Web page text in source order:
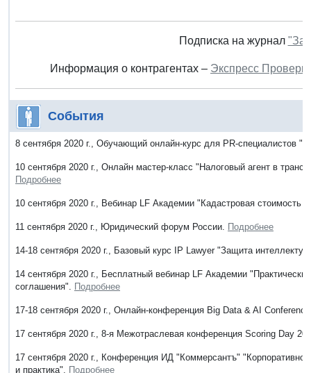
Подписка на журнал
Информация о контрагентах – Экспресс
События
8 сентября 2020 г., Обучающий онлайн-курс для PR-специалистов
10 сентября 2020 г., Онлайн мастер-класс "Налоговый агент в
Подробнее
10 сентября 2020 г., Вебинар LF Академии "Кадастровая
11 сентября 2020 г., Юридический форум России. Подробнее
14-18 сентября 2020 г., Базовый курс IP Lawyer "Защита
14 сентября 2020 г., Бесплатный вебинар LF Академии
соглашения". Подробнее
17-18 сентября 2020 г., Онлайн-конференция Big Data & AI
17 сентября 2020 г., 8-я Межотраслевая конференция Scoring Day
17 сентября 2020 г., Конференция ИД "Коммерсантъ"
и практика". Подробнее